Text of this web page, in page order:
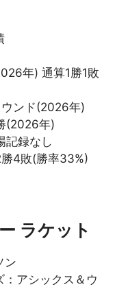
年) 通算1勝1敗
ンド(2026年)
(2026年)
記録なし
4敗(勝率33%)
ラケット
ン
：アシックス＆ウ